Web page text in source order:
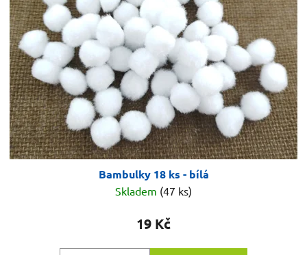
Bambulky 18 ks - bílá
Skladem (47 ks)
19 Kč